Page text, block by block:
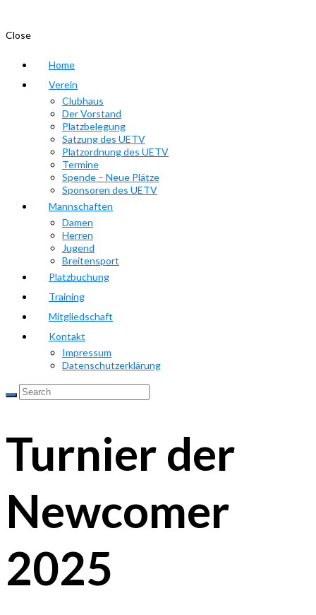
Close
Home
Verein
Clubhaus
Der Vorstand
Platzbelegung
Satzung des UETV
Platzordnung des UETV
Termine
Spende – Neue Plätze
Sponsoren des UETV
Mannschaften
Damen
Herren
Jugend
Breitensport
Platzbuchung
Training
Mitgliedschaft
Kontakt
Impressum
Datenschutzerklärung
Turnier der
Newcomer
2025